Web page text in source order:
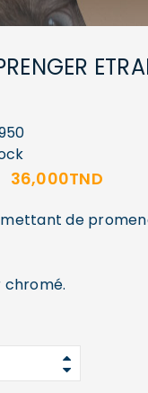
36,000TND
de
chromé.